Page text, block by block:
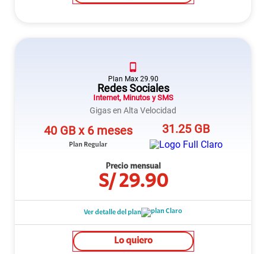
Plan Max 29.90
Redes Sociales
Internet, Minutos y SMS
Gigas en Alta Velocidad
40 GB x 6 meses
Plan Regular
31.25 GB
Precio mensual
S/29.90
Ver detalle del plan
Lo quiero